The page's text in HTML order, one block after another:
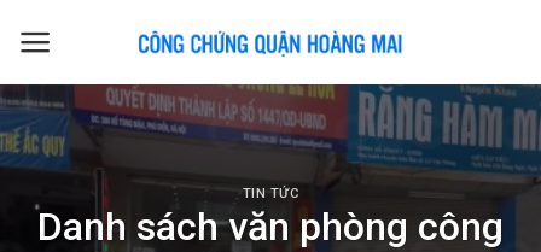
TIN TỨC
Danh sách văn phòng công